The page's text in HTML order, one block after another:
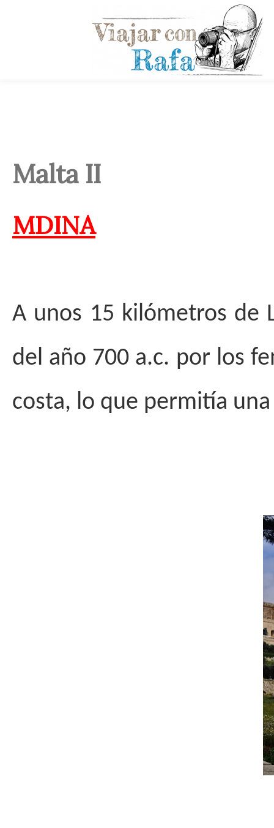
Malta II
MDINA
A unos 15 kilómetros de
del año 700 a.c. por los
costa, lo que permitía